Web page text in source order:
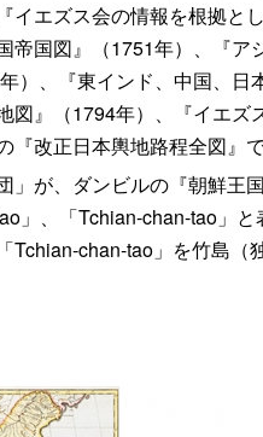
イエズス会の情報を根拠と
帝国図』（1751年）、『
）、『東インド、中国、
図』（1794年）、『イエ
『改正日本輿地路程全図』で
」が、ダンビルの『朝鮮王
」、「Tchian‐chan-tao」
Tchian‐chan-tao」を竹島